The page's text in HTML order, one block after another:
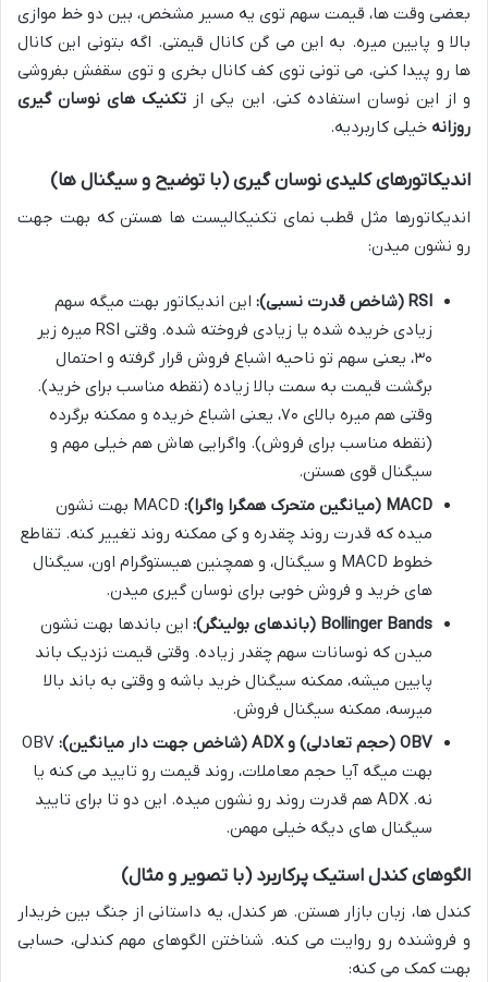
بعضی وقت ها، قیمت سهم توی یه مسیر مشخص، بین دو خط موازی
بالا و پایین میره. به این می گن کانال قیمتی. اگه بتونی این کانال
ها رو پیدا کنی، می تونی توی کف کانال بخری و توی سقفش بفروشی
و از این نوسان استفاده کنی. این یکی از تکنیک های نوسان گیری
روزانه خیلی کاربردیه.
اندیکاتورهای کلیدی نوسان گیری (با توضیح و سیگنال ها)
اندیکاتورها مثل قطب نمای تکنیکالیست ها هستن که بهت جهت
رو نشون میدن:
RSI (شاخص قدرت نسبی):
این اندیکاتور بهت میگه سهم
زیادی خریده شده یا زیادی فروخته شده. وقتی RSI میره زیر
۳۰، یعنی سهم تو ناحیه اشباع فروش قرار گرفته و احتمال
برگشت قیمت به سمت بالا زیاده (نقطه مناسب برای خرید).
وقتی هم میره بالای ۷۰، یعنی اشباع خریده و ممکنه برگرده
(نقطه مناسب برای فروش). واگرایی هاش هم خیلی مهم و
سیگنال قوی هستن.
MACD (میانگین متحرک همگرا واگرا):
MACD بهت نشون
میده که قدرت روند چقدره و کی ممکنه روند تغییر کنه. تقاطع
خطوط MACD و سیگنال، و همچنین هیستوگرام اون، سیگنال
های خرید و فروش خوبی برای نوسان گیری میدن.
Bollinger Bands (باندهای بولینگر):
این باندها بهت نشون
میدن که نوسانات سهم چقدر زیاده. وقتی قیمت نزدیک باند
پایین میشه، ممکنه سیگنال خرید باشه و وقتی به باند بالا
میرسه، ممکنه سیگنال فروش.
OBV (حجم تعادلی) و ADX (شاخص جهت دار میانگین):
OBV
بهت میگه آیا حجم معاملات، روند قیمت رو تایید می کنه یا
نه. ADX هم قدرت روند رو نشون میده. این دو تا برای تایید
سیگنال های دیگه خیلی مهمن.
الگوهای کندل استیک پرکاربرد (با تصویر و مثال)
کندل ها، زبان بازار هستن. هر کندل، یه داستانی از جنگ بین خریدار
و فروشنده رو روایت می کنه. شناختن الگوهای مهم کندلی، حسابی
بهت کمک می کنه: